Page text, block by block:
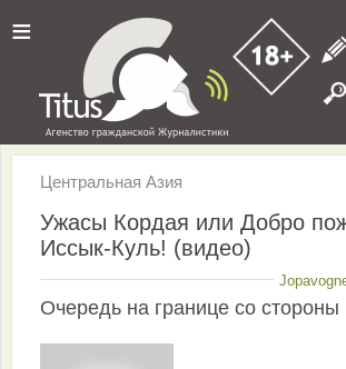
≡
Центральная Азия
Ужасы Кордая или Добро
Иссык-Куль! (видео)
Очередь на границе со стороны